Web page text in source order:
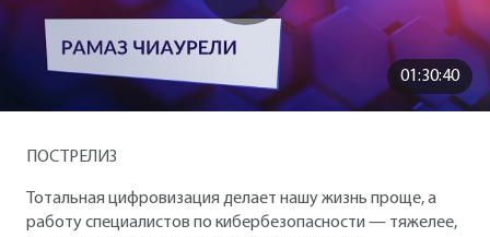
01:30:40
ПОСТРЕЛИЗ
Тотальная цифровизация делает нашу жизнь проще, а
работу специалистов по кибербезопасности — тяжелее,